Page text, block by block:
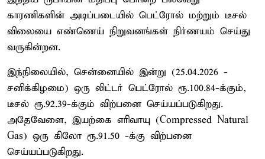
காரணிகளின் அடிப்படையில் பெட்ரோல் மற்றும் டீசல்
விலையை எண்ணெய் நிறுவனங்கள் நிர்ணயம் செய்து
வருகின்றன.
இந்நிலையில், சென்னையில் இன்று (25.04.2026 -
சனிக்கிழமை) ஒரு லிட்டர் பெட்ரோல் ரூ.100.84-க்கும்,
டீசல் ரூ.92.39-க்கும் விற்பனை செய்யப்படுகிறது.
அதேவேளை, இயற்கை எரிவாயு (Compressed Natural
Gas) ஒரு கிலோ ரூ.91.50 -க்கு விற்பனை
செய்யப்படுகிறது.